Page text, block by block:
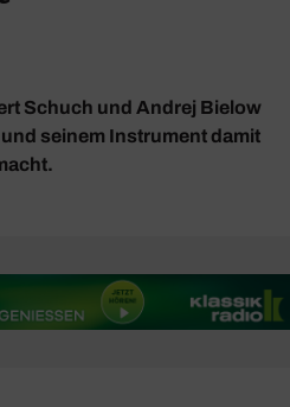
Schuch und Andrej Bielow
seinem Instrument damit